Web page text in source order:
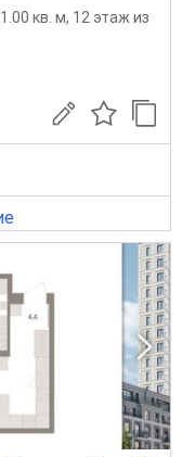
кв. м, 12 этаж из